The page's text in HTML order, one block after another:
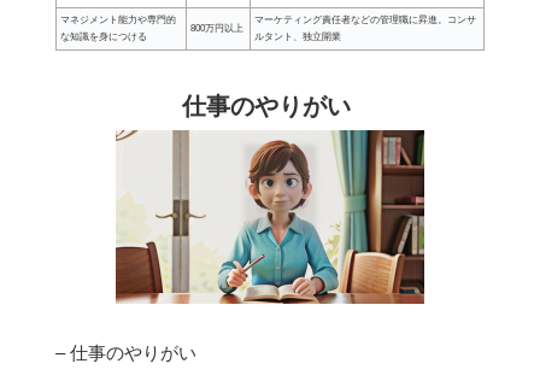
マネジメント能力や専門的
な知識を身につける
800万円以上
マーケティング責任者などの管理職に昇進。コンサ
ルタント、独立開業
仕事のやりがい
– 仕事のやりがい